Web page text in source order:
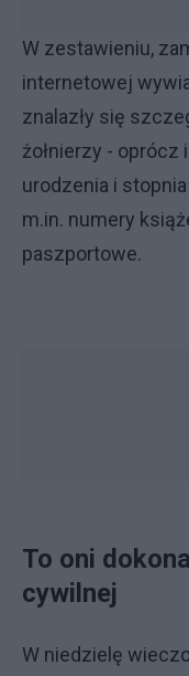
W zestawieniu,
internetowej
znalazły się
żołnierzy - oprócz
urodzenia i
m.in. numery
paszportowe.
To oni
cywilnej
W niedzielę